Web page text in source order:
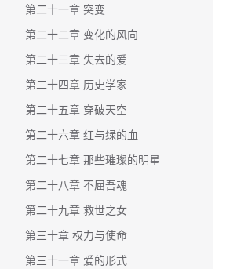
第二十一章 突变
第二十二章 变化的风向
第二十三章 失去的爱
第二十四章 历史学家
第二十五章 穿破天空
第二十六章 红与绿的血
第二十七章 那些璀璨的明星
第二十八章 不屈吾魂
第二十九章 救世之女
第三十章 权力与使命
第三十一章 爱的形式